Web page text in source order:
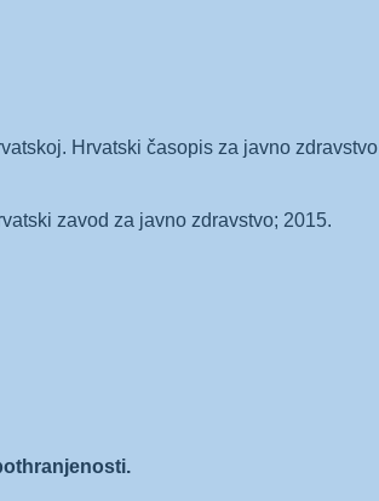
Hrvatski časopis za javno zdravstvo
zavod za javno zdravstvo; 2015.